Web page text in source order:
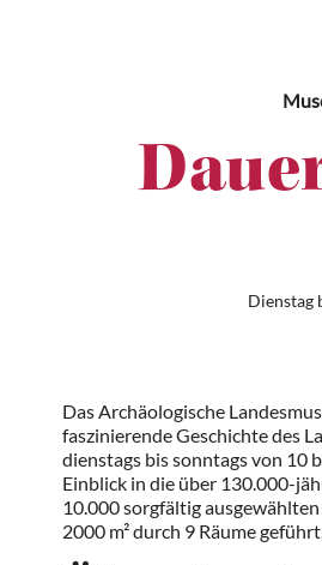
Dienstag
Das Archäologische
faszinierende Geschichte des
dienstags bis sonntags von 10
Einblick in die über 130.000-
10.000 sorgfältig
2000 m² durch 9 Räume